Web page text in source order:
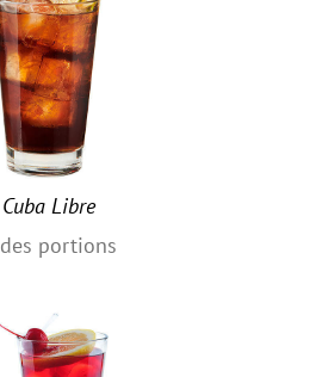
Cuba Libre
des portions